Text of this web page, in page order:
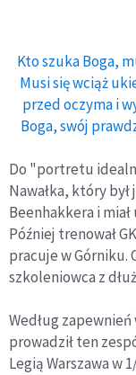
Kto szuka Boga,
Musi się wciąż
przed oczyma i
Boga, swój
Do "portretu
Nawałka, który
Beenhakkera i miał
Później trenował
pracuje w Górniku.
szkoleniowca z
Według
prowadził ten
Legią Warszawa w